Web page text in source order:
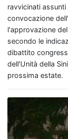
ravvicinati
convocazione
l'approvazione
secondo le
dibattito
dell'Unità della
prossima estate.